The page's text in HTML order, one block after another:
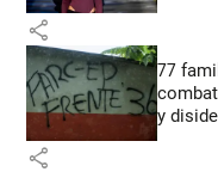
share
77
y
share